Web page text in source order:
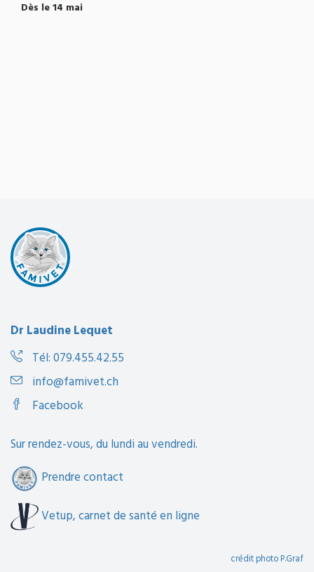
Dès le 14 mai
Dr Laudine Lequet
Tél: 079.455.42.55
info@famivet.ch
Facebook
Sur rendez-vous, du lundi au vendredi.
Prendre contact
Vetup, carnet de santé en ligne
crédit photo P.Graf